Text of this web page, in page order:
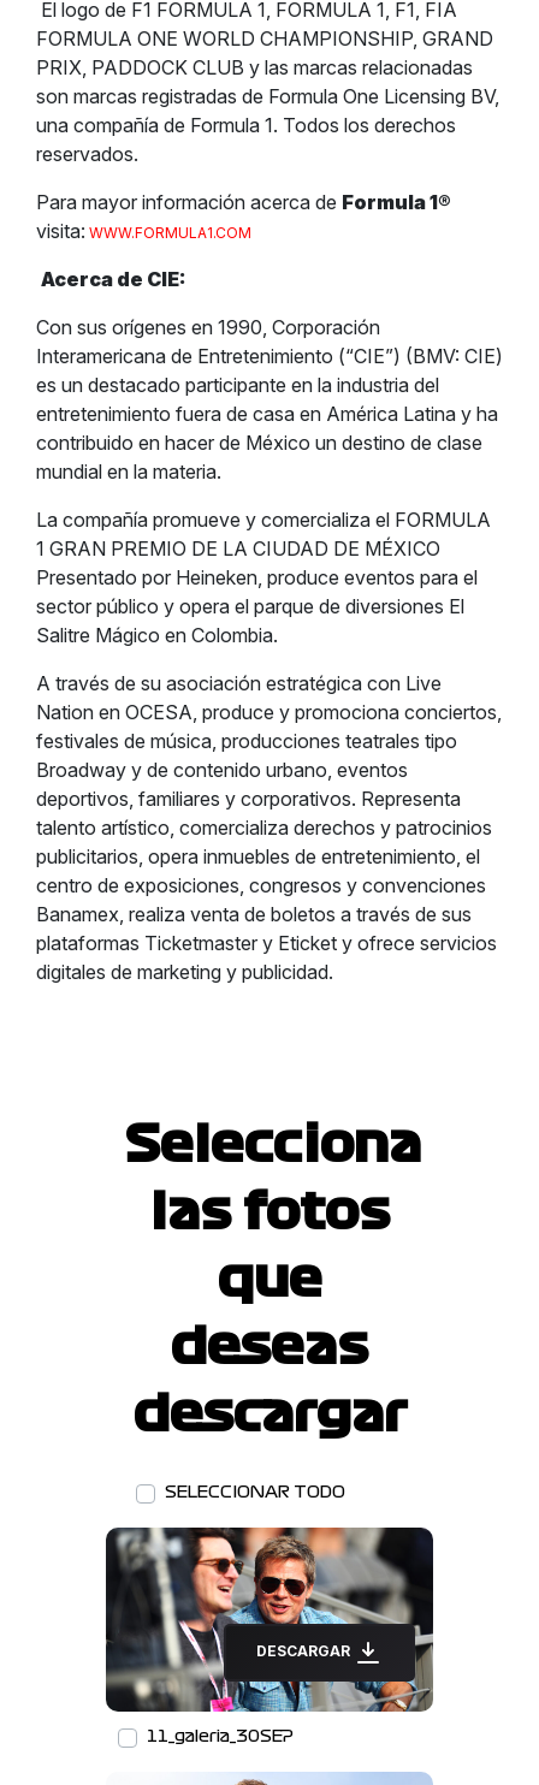
El logo de F1 FORMULA 1, FORMULA 1, F1, FIA
FORMULA ONE WORLD CHAMPIONSHIP, GRAND
PRIX, PADDOCK CLUB y las marcas relacionadas
son marcas registradas de Formula One Licensing BV,
una compañía de Formula 1. Todos los derechos
reservados.
Para mayor información acerca de Formula 1®
visita: WWW.FORMULA1.COM
Acerca de CIE:
Con sus orígenes en 1990, Corporación
Interamericana de Entretenimiento (“CIE”) (BMV: CIE)
es un destacado participante en la industria del
entretenimiento fuera de casa en América Latina y ha
contribuido en hacer de México un destino de clase
mundial en la materia.
La compañía promueve y comercializa el FORMULA
1 GRAN PREMIO DE LA CIUDAD DE MÉXICO
Presentado por Heineken, produce eventos para el
sector público y opera el parque de diversiones El
Salitre Mágico en Colombia.
A través de su asociación estratégica con Live
Nation en OCESA, produce y promociona conciertos,
festivales de música, producciones teatrales tipo
Broadway y de contenido urbano, eventos
deportivos, familiares y corporativos. Representa
talento artístico, comercializa derechos y patrocinios
publicitarios, opera inmuebles de entretenimiento, el
centro de exposiciones, congresos y convenciones
Banamex, realiza venta de boletos a través de sus
plataformas Ticketmaster y Eticket y ofrece servicios
digitales de marketing y publicidad.
Selecciona
las fotos
que
deseas
descargar
SELECCIONAR TODO
DESCARGAR
11_galeria_30SEP